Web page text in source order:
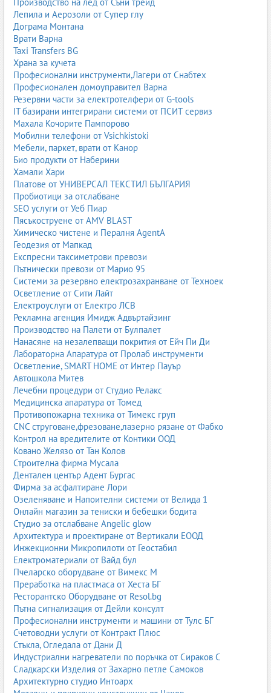
Изкопни работи и сондажи Шумен
Изкопни работи и сондажи Добрич
Изкопни работи и сондажи Монтана
Изкопни работи и сондажи Сливен
Изкопни работи и сондажи Ямбол
Всички фирми за изкопни работи и сондажи в България
Виж всички фирми за изкопни работи и сондажи
Бетон - пробиване и рязане,Ерлифт, Земекопни услуги
Изкопни работи - предприемачи
Къртене,Сондажи,Сондажи за вода
Производство на лед от Съни трейд
Лепила и Аерозоли от Супер глу
Дограма Монтана
Врати Варна
Taxi Transfers BG
Храна за кучета
Професионални инструменти,Лагери от Снабтех
Професионален домоуправител Варна
Резервни части за електротелфери от G-tools
IT базирани интегрирани системи от ПСИТ сервиз
Махала Кочорите Пампорово
Мобилни телефони от Vsichkistoki
Мебели, паркет, врати от Канор
Био продукти от Наберини
Хамали Хари
Платове от УНИВЕРСАЛ ТЕКСТИЛ БЪЛГАРИЯ
Пробиотици за отслабване
SEO услуги от Уеб Пиар
Пясъкоструене от AMV BLAST
Химическо чистене и Пералня AgentA
Геодезия от Мапкад
Експресни таксиметрови превози
Пътнически превози от Марио 95
Системи за резервно електрозахранване от Техноек
Осветление от Сити Лайт
Електроуслуги от Електро ЛСВ
Рекламна агенция Имидж Адвъртайзинг
Производство на Палети от Булпалет
Нанасяне на незалепващи покрития от Ейч Пи Ди
Лабораторна Апаратура от Пролаб инструменти
Осветление, SMART HOME от Интер Пауър
Автошкола Митев
Лечебни процедури от Студио Релакс
Медицинска апаратура от Томед
Противопожарна техника от Тимекс груп
CNC струговане,фрезоване,лазерно рязане от Фабко
Контрол на вредителите от Контики ООД
Ковано Желязо от Тан Колов
Строителна фирма Мусала
Дентален център Адент Бургас
Фирма за асфалтиране Лори
Озеленяване и Напоителни системи от Велида 1
Онлайн магазин за тениски и бебешки бодита
Студио за отслабване Angelic glow
Архитектура и проектиране от Вертикали ЕООД
Инжекционни Микропилоти от Геостабил
Електроматериали от Вайд бул
Пчеларско оборудване от Вимекс М
Преработка на пластмаса от Хеста БГ
Ресторантско Оборудване от Resol.bg
Пътна сигнализация от Дейли консулт
Професионални инструменти и машини от Тулс БГ
Счетоводни услуги от Контракт Плюс
Стъкла, Огледала от Дани Д
Индустриални нагреватели по поръчка от Сираков С
Сладкарски Изделия от Захарно петле Самоков
Архитектурно студио Интоарх